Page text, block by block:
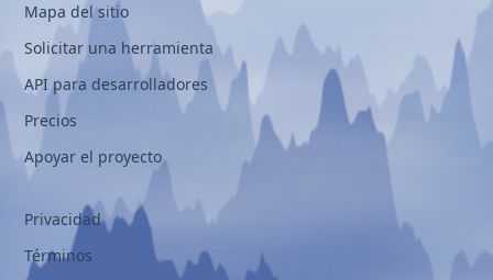
Mapa del sitio
Solicitar una herramienta
API para desarrolladores
Precios
Apoyar el proyecto
Privacidad
Términos